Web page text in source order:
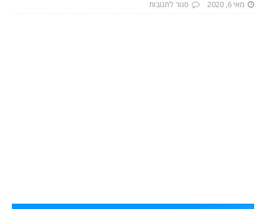
מאי 6, 2020 סגור לתגובות